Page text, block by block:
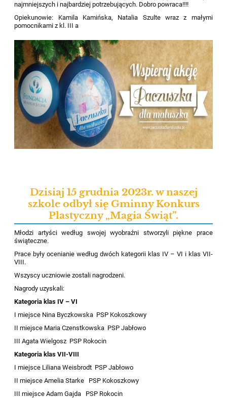
najmniejszych i najbardziej potrzebujących. Dobro powraca!!!!
Opiekunowie: Kamila Kamińska, Natalia Szultewraz z małymi
pomocnikami z kl. IIIa
Dzisiaj 15 grudnia 2023r. w naszej
szkole odbył się Gminny Konkurs
Plastyczny „Magia Świąt”.
Młodzi artyści według swojej wyobraźni stworzyli piękne prace
świąteczne.
Prace były ocenianie według dwóch kategorii klas IV – VI i klas VII-
VIII.
Wszyscy uczniowie zostali nagrodzeni.
Nagrody uzyskali:
Kategoria klas IV – VI
I miejsce Nina Byczkowska PSP Kokoszkowy
II miejsce MariaCzenstkowska PSP Jabłowo
III AgataWielgosz PSP Rokocin
Kategoria klas VII-VIII
I miejsce LilianaWeisbrodt PSP Jabłowo
II miejsce AmeliaStarke
PSP Kokoszkowy
III miejsce Adam Gajda PSP Rokocin